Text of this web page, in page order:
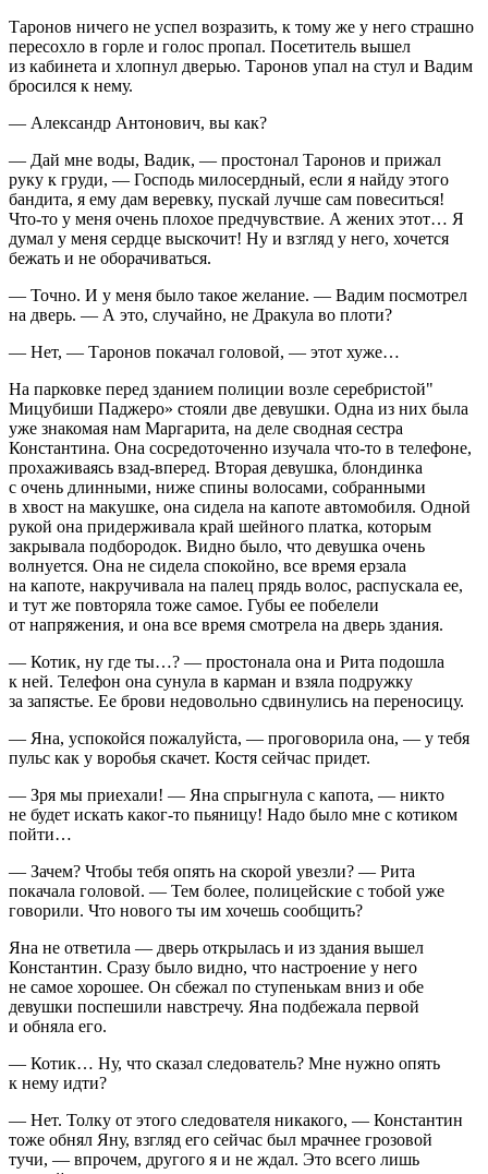
Таронов ничего не успел возразить, к тому же у него страшно
пересохло в горле и голос пропал. Посетитель вышел
из кабинета и хлопнул дверью. Таронов упал на стул и Вадим
бросился к нему.
— Александр Антонович, вы как?
— Дай мне воды, Вадик, — простонал Таронов и прижал
руку к груди, — Господь милосердный, если я найду этого
бандита, я ему дам веревку, пускай лучше сам повеситься!
Что-то у меня очень плохое предчувствие. А жених этот… Я
думал у меня сердце выскочит! Ну и взгляд у него, хочется
бежать и не оборачиваться.
— Точно. И у меня было такое желание. — Вадим посмотрел
на дверь. — А это, случайно, не Дракула во плоти?
— Нет, — Таронов покачал головой, — этот хуже…
На парковке перед зданием полиции возле серебристой"
Мицубиши Паджеро» стояли две девушки. Одна из них была
уже знакомая нам Маргарита, на деле сводная сестра
Константина. Она сосредоточенно изучала что-то в телефоне,
прохаживаясь взад-вперед. Вторая девушка, блондинка
с очень длинными, ниже спины волосами, собранными
в хвост на макушке, она сидела на капоте автомобиля. Одной
рукой она придерживала край шейного платка, которым
закрывала подбородок. Видно было, что девушка очень
волнуется. Она не сидела спокойно, все время ерзала
на капоте, накручивала на палец прядь волос, распускала ее,
и тут же повторяла тоже самое. Губы ее побелели
от напряжения, и она все время смотрела на дверь здания.
— Котик, ну где ты…? — простонала она и Рита подошла
к ней. Телефон она сунула в карман и взяла подружку
за запястье. Ее брови недовольно сдвинулись на переносицу.
— Яна, успокойся пожалуйста, — проговорила она, — у тебя
пульс как у воробья скачет. Костя сейчас придет.
— Зря мы приехали! — Яна спрыгнула с капота, — никто
не будет искать каког-то пьяницу! Надо было мне с котиком
пойти…
— Зачем? Чтобы тебя опять на скорой увезли? — Рита
покачала головой. — Тем более, полицейские с тобой уже
говорили. Что нового ты им хочешь сообщить?
Яна не ответила — дверь открылась и из здания вышел
Константин. Сразу было видно, что настроение у него
не самое хорошее. Он сбежал по ступенькам вниз и обе
девушки поспешили навстречу. Яна подбежала первой
и обняла его.
— Котик… Ну, что сказал следователь? Мне нужно опять
к нему идти?
— Нет. Толку от этого следователя никакого, — Константин
тоже обнял Яну, взгляд его сейчас был мрачнее грозовой
тучи, — впрочем, другого я и не ждал. Это всего лишь